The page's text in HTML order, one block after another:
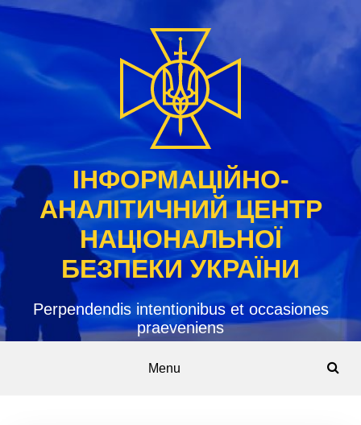
Skip
content
ІНФОРМАЦІЙНО-
АНАЛІТИЧНИЙ ЦЕНТР
НАЦІОНАЛЬНОЇ
БЕЗПЕКИ УКРАЇНИ
Perpendendis intentionibus et occasiones
praeveniens
Menu